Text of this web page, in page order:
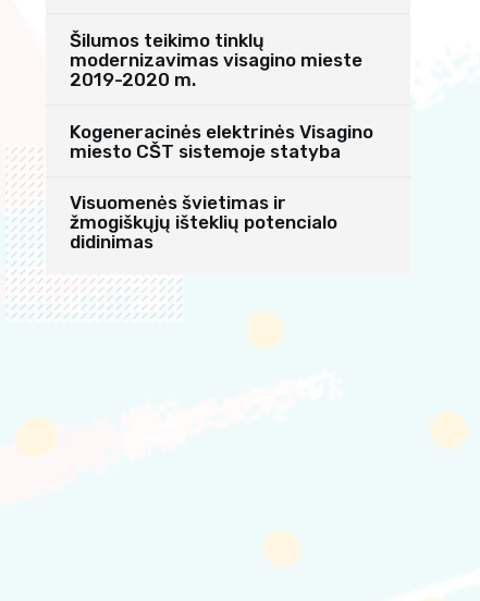
Šilumos teikimo tinklų
modernizavimas visagino mieste
2019-2020 m.
Kogeneracinės elektrinės Visagino
miesto CŠT sistemoje statyba
Visuomenės švietimas ir
žmogiškųjų išteklių potencialo
didinimas